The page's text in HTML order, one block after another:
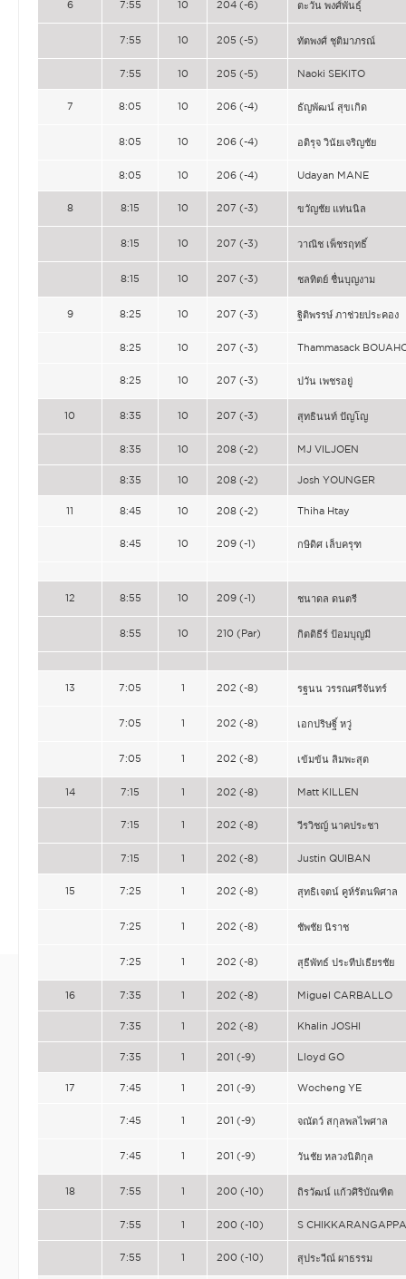
6 7:55 10 204 (-6) ตะวัน พงศ์พันธุ์
7:55 10 205 (-5) ทัตพงศ์ ชุติมาภรณ์
7:55 10 205 (-5) Naoki SEKITO
7 8:05 10 206 (-4) ธัญพัฒน์ สุขเกิด
8:05 10 206 (-4) อติรุจ วินัยเจริญชัย
8:05 10 206 (-4) Udayan MANE
8 8:15 10 207 (-3) ขวัญชัย แท่นนิล
8:15 10 207 (-3) วาณิช เพ็ชรฤทธิ์
8:15 10 207 (-3) ชลทิตย์ ชื่นบุญงาม
9 8:25 10 207 (-3) ฐิติพรรษ์ ภาช่วยประคอง
8:25 10 207 (-3) Thammasack
8:25 10 207 (-3) ปวัน เพชรอยู่
10 8:35 10 207 (-3) สุทธินนท์ ปัญโญ
8:35 10 208 (-2) MJ VILJOEN
8:35 10 208 (-2) Josh YOUNGER
11 8:45 10 208 (-2) Thiha Htay
8:45 10 209 (-1) กษิดิศ เล็บครุฑ
12 8:55 10 209 (-1) ชนาดล ดนตรี
8:55 10 210 (Par) กิตติธีร์ ป้อมบุญมี
13 7:05 1 202 (-8) รฐนน วรรณศรีจันทร์
7:05 1 202 (-8) เอกปริษฐิ์ หวู่
7:05 1 202 (-8) เข้มข้น ลิมพะสุต
14 7:15 1 202 (-8) Matt KILLEN
7:15 1 202 (-8) วีรวิชญ์ นาคประชา
7:15 1 202 (-8) Justin QUIBAN
15 7:25 1 202 (-8) สุทธิเจตน์ คูห์รัตนพิศาล
7:25 1 202 (-8) ชัพชัย นิราช
7:25 1 202 (-8) สุธีพัทธ์ ประทีปเธียรชัย
16 7:35 1 202 (-8) Miguel CARBALLO
7:35 1 202 (-8) Khalin JOSHI
7:35 1 201 (-9) Lloyd GO
17 7:45 1 201 (-9) Wocheng YE
7:45 1 201 (-9) จณัตว์ สกุลพลไพศาล
7:45 1 201 (-9) วันชัย หลวงนิติกุล
18 7:55 1 200 (-10) ถิรวัฒน์ แก้วศิริบัณฑิต
7:55 1 200 (-10) S CHIKKARANGAPPA
7:55 1 200 (-10) สุประวีณ์ ผาธรรม